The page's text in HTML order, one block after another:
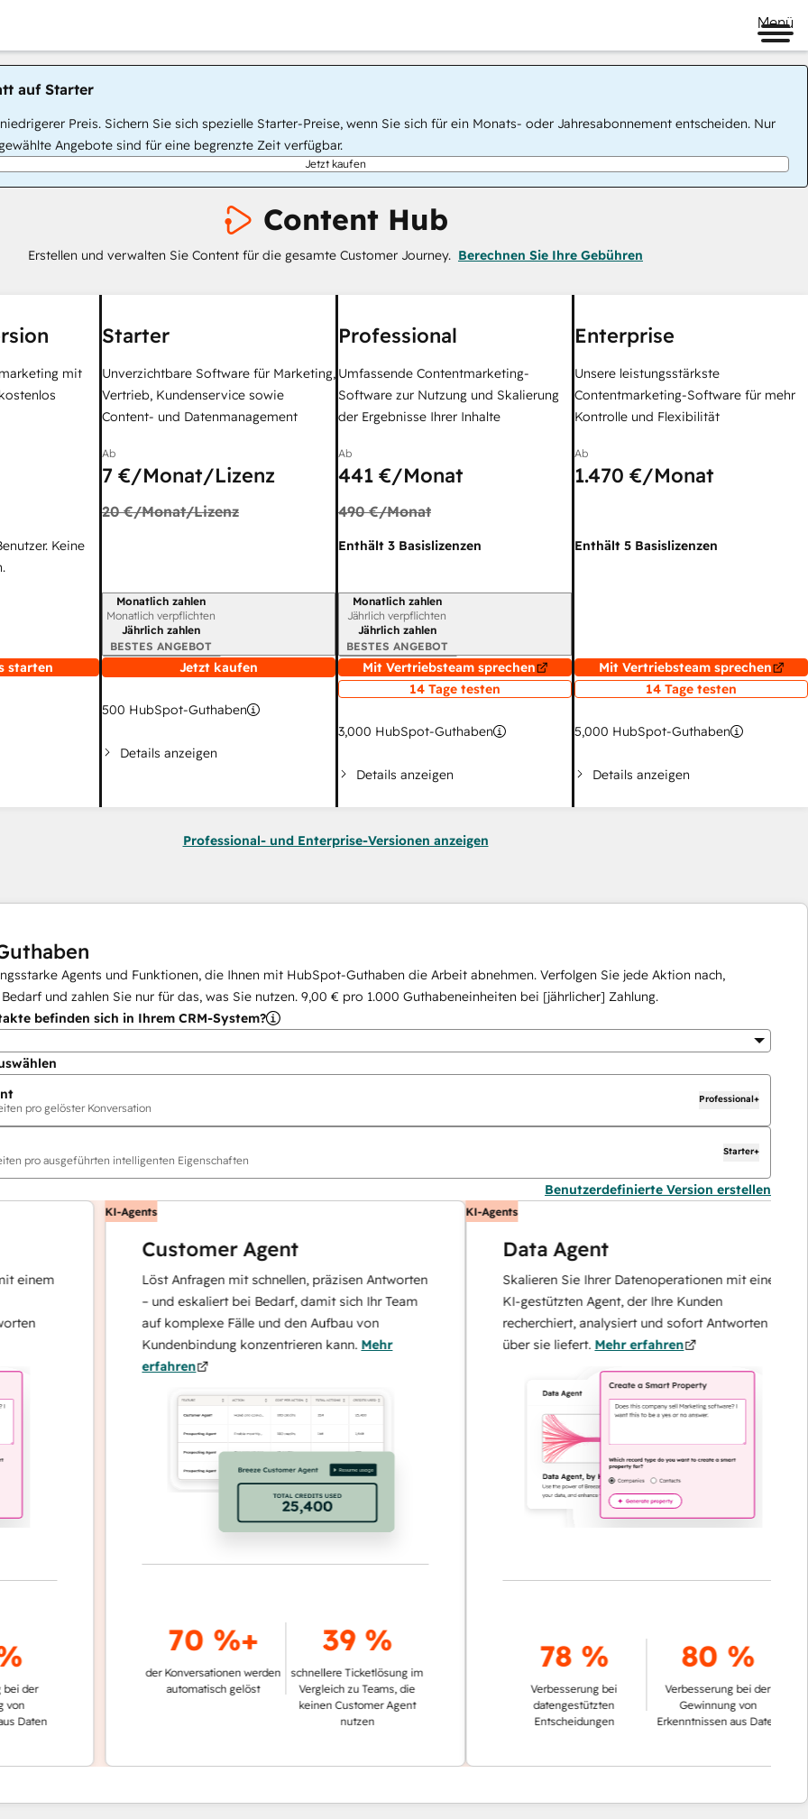
Menü
auf Starter
Preis. Sichern Sie sich spezielle Starter-Preise, wenn Sie sich für ein Monats- oder Jahresabonnement entscheiden. Nur
Angebote sind für eine begrenzte Zeit verfügbar.
Jetzt kaufen
Content Hub
Erstellen und verwalten Sie Content für die gesamte Customer Journey. Berechnen Sie Ihre Gebühren
mit
Keine
starten
Starter
Unverzichtbare Software für Marketing,
Vertrieb, Kundenservice sowie
Content- und Datenmanagement
Ab
7 €/Monat/Lizenz
20 €/Monat/Lizenz
Abrechnungszeitraum
Monatlich zahlen
Monatlich verpflichten
Jährlich zahlen
BESTES ANGEBOT
Jetzt kaufen
500 HubSpot-Guthaben
Details anzeigen
Professional
Umfassende Contentmarketing-
Software zur Nutzung und Skalierung
der Ergebnisse Ihrer Inhalte
Ab
441 €/Monat
490 €/Monat
Enthält 3 Basislizenzen
Abrechnungszeitraum
Monatlich zahlen
Jährlich verpflichten
Jährlich zahlen
BESTES ANGEBOT
Mit Vertriebsteam sprechen
14 Tage testen
3,000 HubSpot-Guthaben
Details anzeigen
Enterprise
Unsere leistungsstärkste
Contentmarketing-Software für mehr
Kontrolle und Flexibilität
Ab
1.470 €/Monat
Enthält 5 Basislizenzen
Mit Vertriebsteam sprechen
14 Tage testen
5,000 HubSpot-Guthaben
Details anzeigen
Professional- und Enterprise-Versionen anzeigen
Agents und Funktionen, die Ihnen mit HubSpot-Guthaben die Arbeit abnehmen. Verfolgen Sie jede Aktion nach,
und zahlen Sie nur für das, was Sie nutzen. 9,00 € pro 1.000 Guthabeneinheiten bei [jährlicher] Zahlung.
befinden sich in Ihrem CRM-System?
pro gelöster Konversation
Professional+
pro ausgeführten intelligenten Eigenschaften
Starter+
Benutzerdefinierte Version erstellen
KI-Agents
Customer Agent
Löst Anfragen mit schnellen, präzisen Antworten
– und eskaliert bei Bedarf, damit sich Ihr Team
auf komplexe Fälle und den Aufbau von
Kundenbindung konzentrieren kann.Mehr
erfahren
70 %+
der Konversationen werden
automatisch gelöst
39 %
schnellere Ticketlösung im
Vergleich zu Teams, die
keinen Customer Agent
nutzen
KI-Agents
Data Agent
Skalieren Sie Ihrer Datenoperationen mit einem
KI-gestützten Agent, der Ihre Kunden
recherchiert, analysiert und sofort Antworten
über sie liefert.Mehr erfahren
78 %
Verbesserung bei
datengestützten
Entscheidungen
80 %
Verbesserung bei der
Gewinnung von
Erkenntnissen aus Daten